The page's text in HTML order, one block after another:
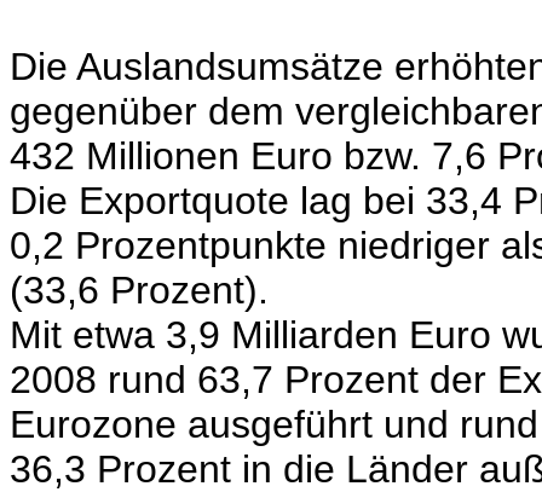
Die Auslandsumsätze
gegenüber dem
432 Millionen Euro bzw. 7,6
Die Exportquote lag bei 33,4
0,2 Prozentpunkte niedriger
(33,6 Prozent).
Mit etwa 3,9 Milliarden Euro
2008 rund 63,7 Prozent der
Eurozone ausgeführt und
36,3 Prozent in die Länder